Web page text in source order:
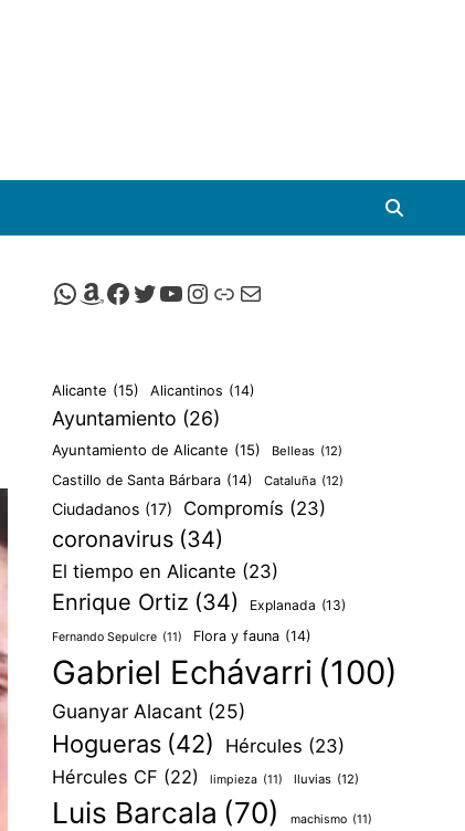
Canal de Whatsapp de Viscalacant
Comprar en Amazon
Facebook de Viscalacant
Twitter de Viscalacant
Canal de Youtube de Viscalacant
Instagram de Viscalacant
Viscalacant en Polkaverse
Correo electrónico
Alicante (15) Alicantinos (14)
Ayuntamiento (26)
Ayuntamiento de Alicante (15) Belleas (12)
Castillo de Santa Bárbara (14) Cataluña (12)
Ciudadanos (17) Compromís (23)
coronavirus (34)
El tiempo en Alicante (23)
Enrique Ortiz (34) Explanada (13)
Fernando Sepulcre (11) Flora y fauna (14)
Gabriel Echávarri (100)
Guanyar Alacant (25)
Hogueras (42) Hércules (23)
Hércules CF (22) limpieza (11) lluvias (12)
Luis Barcala (70) machismo (11)